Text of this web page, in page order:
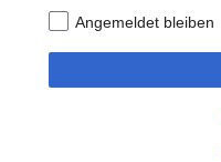
Angemeldet bleiben